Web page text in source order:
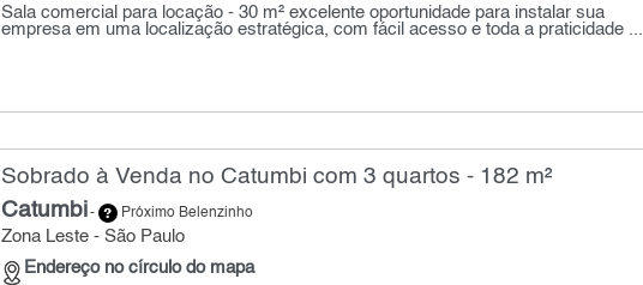
Sala comercial para locação - 30 m² excelente oportunidade para instalar sua
empresa em uma localização estratégica, com fácil acesso e toda a praticidade ...
Sobrado à Venda no Catumbi com 3 quartos - 182 m²
Catumbi- Próximo Belenzinho
Zona Leste - São Paulo
Endereço no círculo do mapa